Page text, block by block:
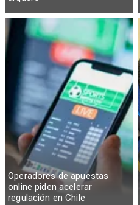
Operadores de apuestas
online piden acelerar
regulación en Chile